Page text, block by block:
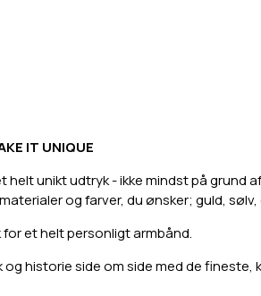
IT UNIQUE
helt unikt udtryk - ikke mindst på
og farver, du ønsker; guld,
for et helt personligt armbånd.
historie side om side med de